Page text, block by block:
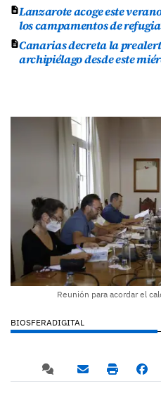
Lanzarote acoge este
los campamentos de
Canarias decreta la
archipiélago desde este
Reunión para acordar el
BIOSFERADIGITAL